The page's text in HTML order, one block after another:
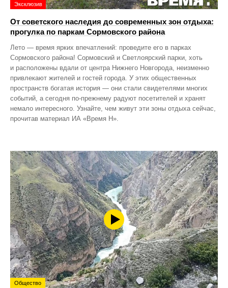
Эксклюзив
От советского наследия до современных зон отдыха:
прогулка по паркам Сормовского района
Лето — время ярких впечатлений: проведите его в парках
Сормовского района! Сормовский и Светлоярский парки, хоть
и расположены вдали от центра Нижнего Новгорода, неизменно
привлекают жителей и гостей города. У этих общественных
пространств богатая история — они стали свидетелями многих
событий, а сегодня по‑прежнему радуют посетителей и хранят
немало интересного. Узнайте, чем живут эти зоны отдыха сейчас,
прочитав материал ИА «Время Н».
Общество